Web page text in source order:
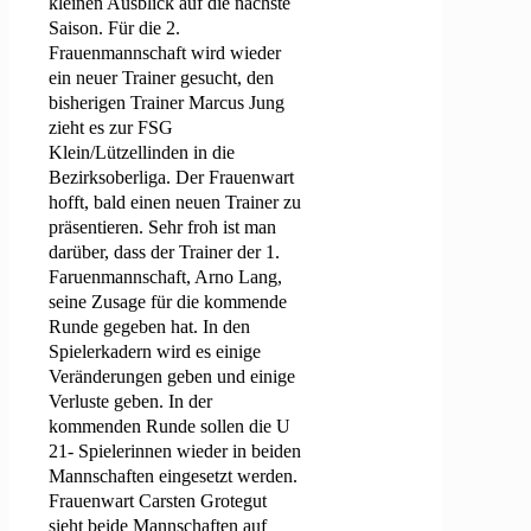
Saison. Für die 2.
Frauenmannschaft wird wieder
ein neuer Trainer gesucht, den
bisherigen Trainer Marcus Jung
zieht es zur FSG
Klein/Lützellinden in die
Bezirksoberliga. Der Frauenwart
hofft, bald einen neuen Trainer zu
präsentieren. Sehr froh ist man
darüber, dass der Trainer der 1.
Faruenmannschaft, Arno Lang,
seine Zusage für die kommende
Runde gegeben hat. In den
Spielerkadern wird es einige
Veränderungen geben und einige
Verluste geben. In der
kommenden Runde sollen die U
21- Spielerinnen wieder in beiden
Mannschaften eingesetzt werden.
Frauenwart Carsten Grotegut
sieht beide Mannschaften auf